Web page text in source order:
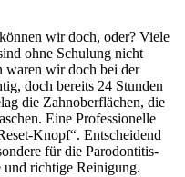
wir doch, oder? Viele
ohne Schulung nicht
waren wir doch bei der
doch bereits 24 Stunden
die Zahnoberflächen, die
Eine Professionelle
Knopf“. Entscheidend
für die Parodontitis-
richtige Reinigung.